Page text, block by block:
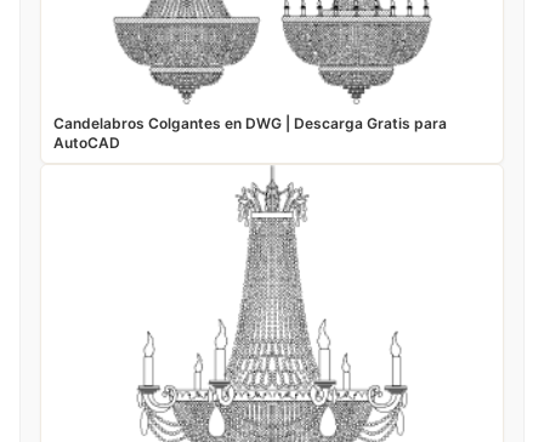
Candelabros Colgantes en DWG | Descarga Gratis para
AutoCAD